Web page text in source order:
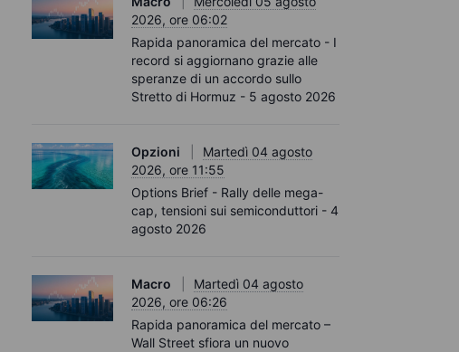
2026, ore 06:02
Rapida panoramica del mercato - I
record si aggiornano grazie alle
speranze di un accordo sullo
Stretto di Hormuz - 5 agosto 2026
Opzioni
Martedì 04 agosto
2026, ore 11:55
Options Brief - Rally delle mega-
cap, tensioni sui semiconduttori - 4
agosto 2026
Macro
Martedì 04 agosto
2026, ore 06:26
Rapida panoramica del mercato –
Wall Street sfiora un nuovo